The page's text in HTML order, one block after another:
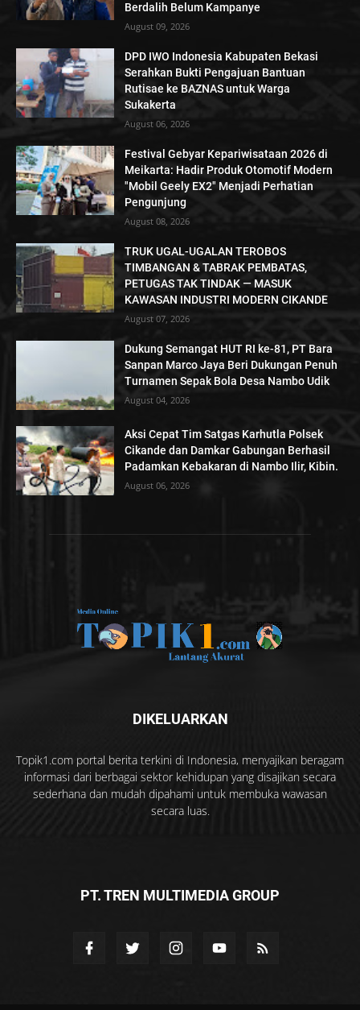
Berdalih Belum Kampanye
August 09, 2026
DPD IWO Indonesia Kabupaten Bekasi
Serahkan Bukti Pengajuan Bantuan
Rutisae ke BAZNAS untuk Warga
Sukakerta
August 06, 2026
Festival Gebyar Kepariwisataan 2026 di
Meikarta: Hadir Produk Otomotif Modern
"Mobil Geely EX2" Menjadi Perhatian
Pengunjung
August 08, 2026
TRUK UGAL-UGALAN TEROBOS
TIMBANGAN & TABRAK PEMBATAS,
PETUGAS TAK TINDAK — MASUK
KAWASAN INDUSTRI MODERN CIKANDE
August 07, 2026
Dukung Semangat HUT RI ke-81, PT Bara
Sanpan Marco Jaya Beri Dukungan Penuh
Turnamen Sepak Bola Desa Nambo Udik
August 04, 2026
Aksi Cepat Tim Satgas Karhutla Polsek
Cikande dan Damkar Gabungan Berhasil
Padamkan Kebakaran di Nambo Ilir, Kibin.
August 06, 2026
DIKELUARKAN
Topik1.com portal berita terkini di Indonesia, menyajikan beragam
informasi dari berbagai sektor kehidupan yang disajikan secara
sederhana dan mudah dipahami untuk membuka wawasan
secara luas.
PT. TREN MULTIMEDIA GROUP